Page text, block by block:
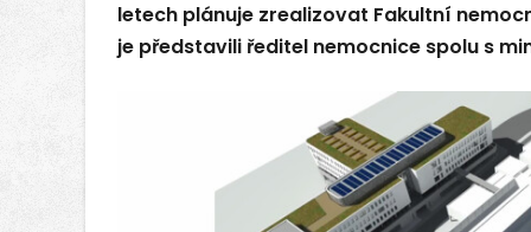
letech plánuje zrealizovat Fakultní
je představili ředitel nemocnice spolu s